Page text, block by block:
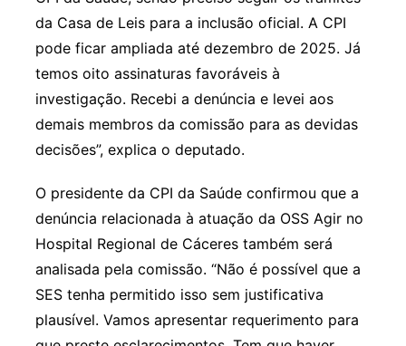
da Casa de Leis para a inclusão oficial. A CPI
pode ficar ampliada até dezembro de 2025. Já
temos oito assinaturas favoráveis à
investigação. Recebi a denúncia e levei aos
demais membros da comissão para as devidas
decisões”, explica o deputado.
O presidente da CPI da Saúde confirmou que a
denúncia relacionada à atuação da OSS Agir no
Hospital Regional de Cáceres também será
analisada pela comissão. “Não é possível que a
SES tenha permitido isso sem justificativa
plausível. Vamos apresentar requerimento para